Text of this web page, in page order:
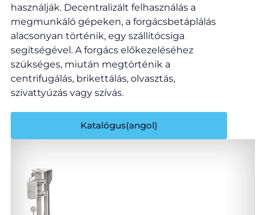
használják. Decentralizált felhasználás a
megmunkáló gépeken, a forgácsbetáplálás
alacsonyan történik, egy szállítócsiga
segítségével. A forgács előkezeléséhez
szükséges, miután megtörténik a
centrifugálás, brikettálás, olvasztás,
szivattyúzás vagy szívás.
Katalógus(angol)